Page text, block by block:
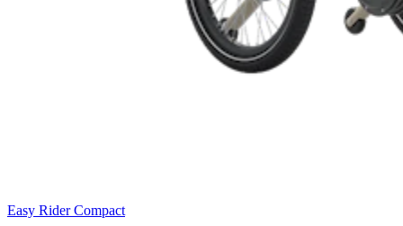
Easy Rider Compact